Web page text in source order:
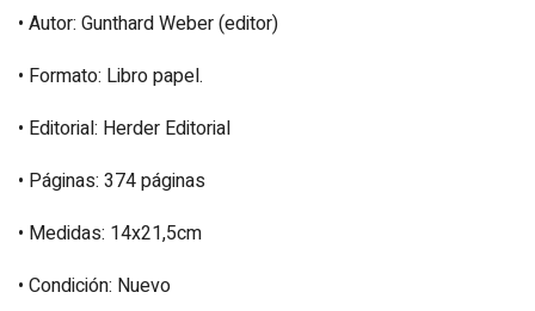
• Autor: Gunthard Weber (editor)
• Formato: Libro papel.
• Editorial: Herder Editorial
• Páginas: 374 páginas
• Medidas: 14x21,5cm
• Condición: Nuevo